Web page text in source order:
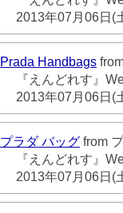
2013年07月06日(
Prada Handbags
『えんどれす』
2013年07月06日(
プラダ バッグ from
『えんどれす』
2013年07月06日(